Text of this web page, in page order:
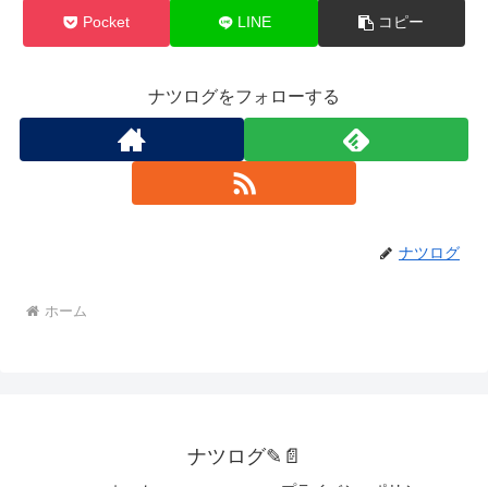
Pocket LINE コピー
ナツログをフォローする
ナツログ
ホーム
ナツログ✎📄